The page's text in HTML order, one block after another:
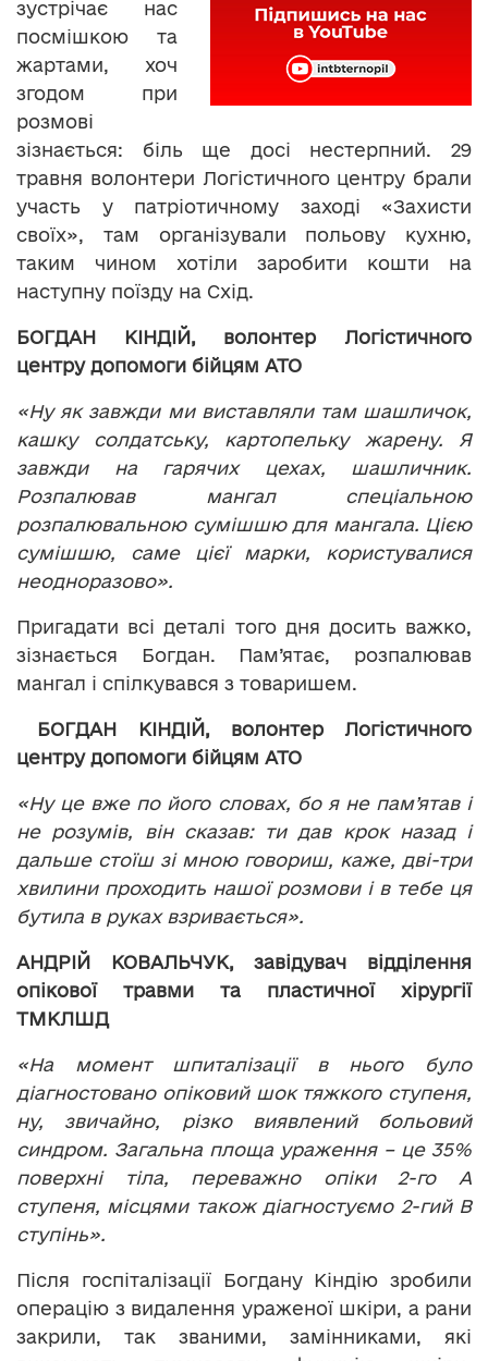
зустрічає нас
посмішкою та
жартами, хоч
згодом при
розмові
зізнається: біль ще досі нестерпний. 29
травня волонтери Логістичного центру брали
участь у патріотичному заході «Захисти
своїх», там організували польову кухню,
таким чином хотіли заробити кошти на
наступну поїзду на Схід.
БОГДАН КІНДІЙ, волонтер Логістичного
центру допомоги бійцям АТО
«Ну як завжди ми виставляли там шашличок,
кашку солдатську, картопельку жарену. Я
завжди на гарячих цехах, шашличник.
Розпалював мангал спеціальною
розпалювальною сумішшю для мангала. Цією
сумішшю, саме цієї марки, користувалися
неодноразово».
Пригадати всі деталі того дня досить важко,
зізнається Богдан. Пам’ятає, розпалював
мангал і спілкувався з товаришем.
БОГДАН КІНДІЙ, волонтер Логістичного
центру допомоги бійцям АТО
«Ну це вже по його словах, бо я не пам’ятав і
не розумів, він сказав: ти дав крок назад і
дальше стоїш зі мною говориш, каже, дві-три
хвилини проходить нашої розмови і в тебе ця
бутила в руках взривається».
АНДРІЙ КОВАЛЬЧУК, завідувач відділення
опікової травми та пластичної хірургії
ТМКЛШД
«На момент шпиталізації в нього було
діагностовано опіковий шок тяжкого ступеня,
ну, звичайно, різко виявлений больовий
синдром. Загальна площа ураження – це 35%
поверхні тіла, переважно опіки 2-го А
ступеня, місцями також діагностуємо 2-гий В
ступінь».
Після госпіталізації Богдану Кіндію зробили
операцію з видалення ураженої шкіри, а рани
закрили, так званими, замінниками, які